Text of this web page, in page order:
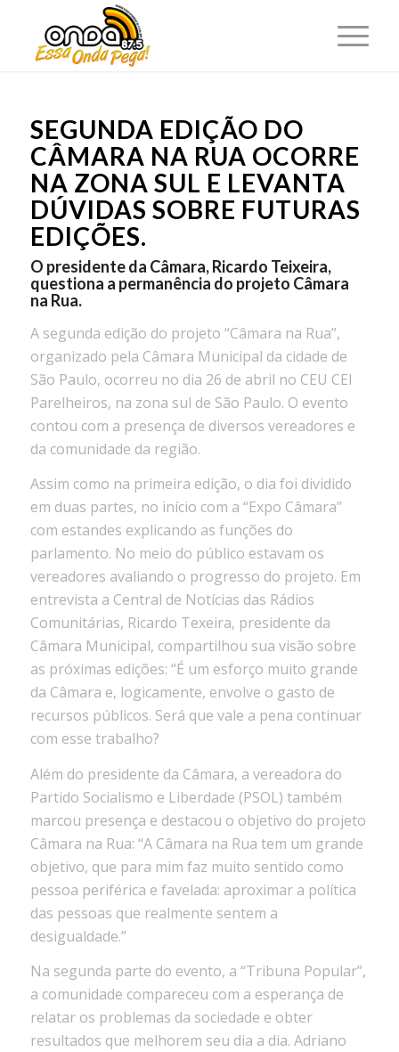
SEGUNDA EDIÇÃO DO
CÂMARA NA RUA OCORRE
NA ZONA SUL E LEVANTA
DÚVIDAS SOBRE FUTURAS
EDIÇÕES.
O presidente da Câmara, Ricardo Teixeira,
questiona a permanência do projeto Câmara
na Rua.
A segunda edição do projeto “Câmara na Rua”,
organizado pela Câmara Municipal da cidade de
São Paulo, ocorreu no dia 26 de abril no CEU CEI
Parelheiros, na zona sul de São Paulo. O evento
contou com a presença de diversos vereadores e
da comunidade da região.
Assim como na primeira edição, o dia foi dividido
em duas partes, no início com a “Expo Câmara”
com estandes explicando as funções do
parlamento. No meio do público estavam os
vereadores avaliando o progresso do projeto. Em
entrevista a Central de Notícias das Rádios
Comunitárias, Ricardo Texeira, presidente da
Câmara Municipal, compartilhou sua visão sobre
as próximas edições: “É um esforço muito grande
da Câmara e, logicamente, envolve o gasto de
recursos públicos. Será que vale a pena continuar
com esse trabalho?
Além do presidente da Câmara, a vereadora do
Partido Socialismo e Liberdade (PSOL) também
marcou presença e destacou o objetivo do projeto
Câmara na Rua: “A Câmara na Rua tem um grande
objetivo, que para mim faz muito sentido como
pessoa periférica e favelada: aproximar a política
das pessoas que realmente sentem a
desigualdade.”
Na segunda parte do evento, a “Tribuna Popular”,
a comunidade compareceu com a esperança de
relatar os problemas da sociedade e obter
resultados que melhorem seu dia a dia. Adriano